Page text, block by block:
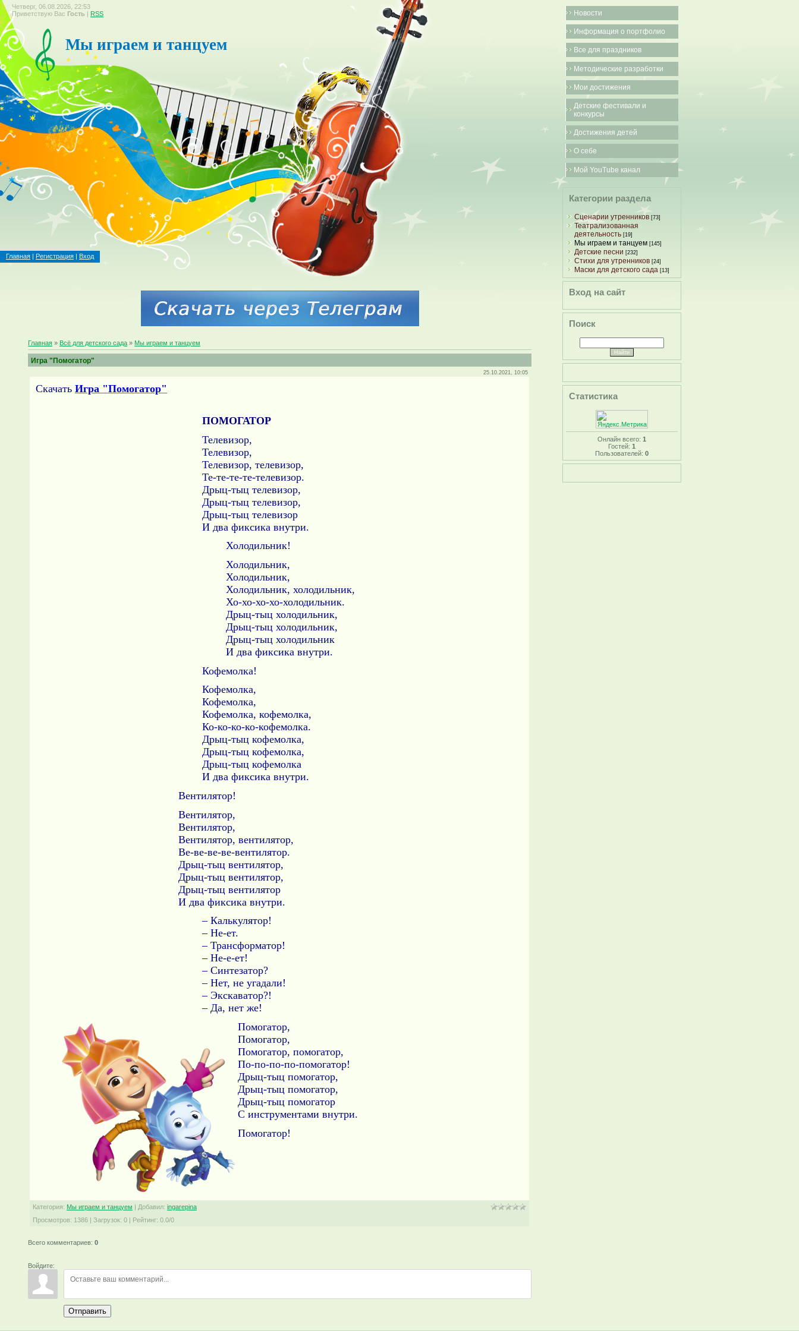
Четверг, 06.08.2026, 22:53
Приветствую Вас Гость | RSS
Мы играем и танцуем
Главная | Регистрация | Вход
Главная » Всё для детского сада » Мы играем и танцуем
Игра "Помогатор"
25.10.2021, 10:05
СкачатьИгра "Помогатор"
ПОМОГАТОР
Телевизор,
Телевизор,
Телевизор, телевизор,
Те-те-те-те-телевизор.
Дрыц-тыц телевизор,
Дрыц-тыц телевизор,
Дрыц-тыц телевизор
И два фиксика внутри.
Холодильник!
Холодильник,
Холодильник,
Холодильник, холодильник,
Хо-хо-хо-хо-холодильник.
Дрыц-тыц холодильник,
Дрыц-тыц холодильник,
Дрыц-тыц холодильник
И два фиксика внутри.
Кофемолка!
Кофемолка,
Кофемолка,
Кофемолка, кофемолка,
Ко-ко-ко-ко-кофемолка.
Дрыц-тыц кофемолка,
Дрыц-тыц кофемолка,
Дрыц-тыц кофемолка
И два фиксика внутри.
Вентилятор!
Вентилятор,
Вентилятор,
Вентилятор, вентилятор,
Ве-ве-ве-ве-вентилятор.
Дрыц-тыц вентилятор,
Дрыц-тыц вентилятор,
Дрыц-тыц вентилятор
И два фиксика внутри.
– Калькулятор!
– Не-ет.
– Трансформатор!
– Не-е-ет!
– Синтезатор?
– Нет, не угадали!
– Экскаватор?!
– Да, нет же!
Помогатор,
Помогатор,
Помогатор, помогатор,
По-по-по-по-помогатор!
Дрыц-тыц помогатор,
Дрыц-тыц помогатор,
Дрыц-тыц помогатор
С инструментами внутри.
Помогатор!
Категория: Мы играем и танцуем | Добавил: ingarepina
Просмотров: 1386 |Загрузок: 0 | Рейтинг: 0.0/0
Всего комментариев:0
Войдите:
Отправить
Новости
Информация о портфолио
Все для праздников
Методические разработки
Мои достижения
Детские фестивали и
конкурсы
Достижения детей
О себе
Мой YouTube канал
Категории раздела
Сценарии утренников [73]
Театрализованная
деятельность [19]
Мы играем и танцуем [145]
Детские песни [232]
Стихи для утренников [24]
Маски для детского сада [13]
Вход на сайт
Поиск
Статистика
Онлайн всего: 1
Гостей: 1
Пользователей: 0